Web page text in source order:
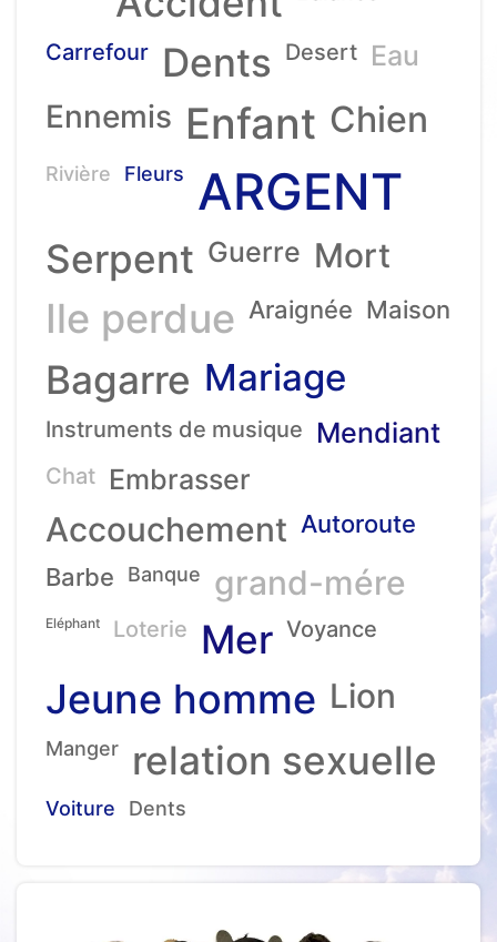
Carrefour Dents Desert Eau
Ennemis Enfant Chien
Rivière Fleurs ARGENT
Serpent Guerre Mort
Ile perdue Araignée Maison
Bagarre Mariage
Instruments de musique Mendiant
Chat Embrasser
Accouchement Autoroute
Barbe
Banque grand-mére
Eléphant Loterie Mer Voyance
Jeune homme Lion
Manger relation sexuelle
Voiture Dents